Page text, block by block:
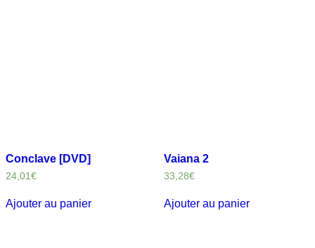
Conclave [DVD]
24,01€
Ajouter au panier
Vaiana 2
33,28€
Ajouter au panier